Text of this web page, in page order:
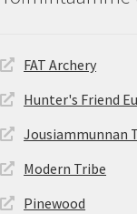
FAT Archery
Hunter's Friend
Jousiammunnan
Modern Tribe
Pinewood